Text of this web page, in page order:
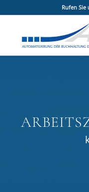
Rufen Sie